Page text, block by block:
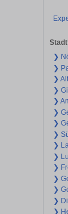
❯
❯
❯
❯
❯
❯
❯
❯
❯
❯
❯
❯
❯
❯
❯